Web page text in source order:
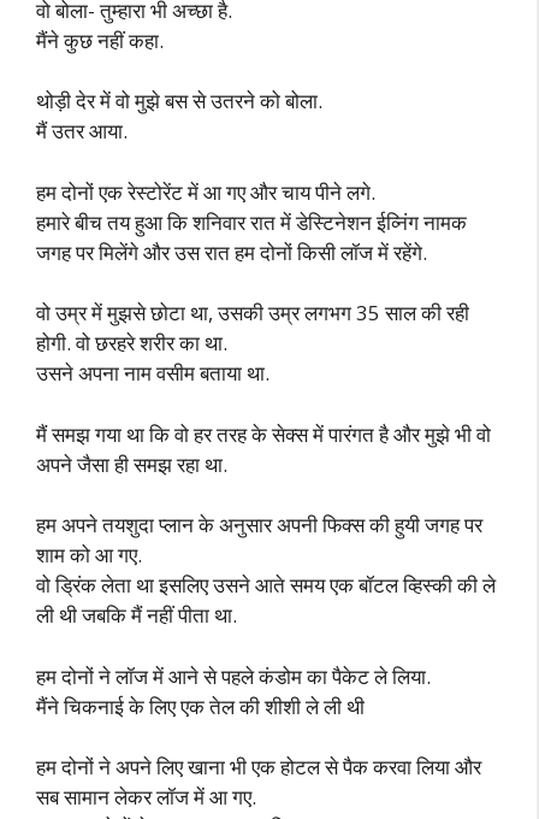
वो बोला- तुम्हारा भी अच्छा है.
मैंने कुछ नहीं कहा.
थोड़ी देर में वो मुझे बस से उतरने को बोला.
मैं उतर आया.
हम दोनों एक रेस्टोरेंट में आ गए और चाय पीने लगे.
हमारे बीच तय हुआ कि शनिवार रात में डेस्टिनेशन ईव्निंग नामक
जगह पर मिलेंगे और उस रात हम दोनों किसी लॉज में रहेंगे.
वो उम्र में मुझसे छोटा था, उसकी उम्र लगभग 35 साल की रही
होगी. वो छरहरे शरीर का था.
उसने अपना नाम वसीम बताया था.
मैं समझ गया था कि वो हर तरह के सेक्स में पारंगत है और मुझे भी वो
अपने जैसा ही समझ रहा था.
हम अपने तयशुदा प्लान के अनुसार अपनी फिक्स की हुयी जगह पर
शाम को आ गए.
वो ड्रिंक लेता था इसलिए उसने आते समय एक बॉटल व्हिस्की की ले
ली थी जबकि मैं नहीं पीता था.
हम दोनों ने लॉज में आने से पहले कंडोम का पैकेट ले लिया.
मैंने चिकनाई के लिए एक तेल की शीशी ले ली थी
हम दोनों ने अपने लिए खाना भी एक होटल से पैक करवा लिया और
सब सामान लेकर लॉज में आ गए.